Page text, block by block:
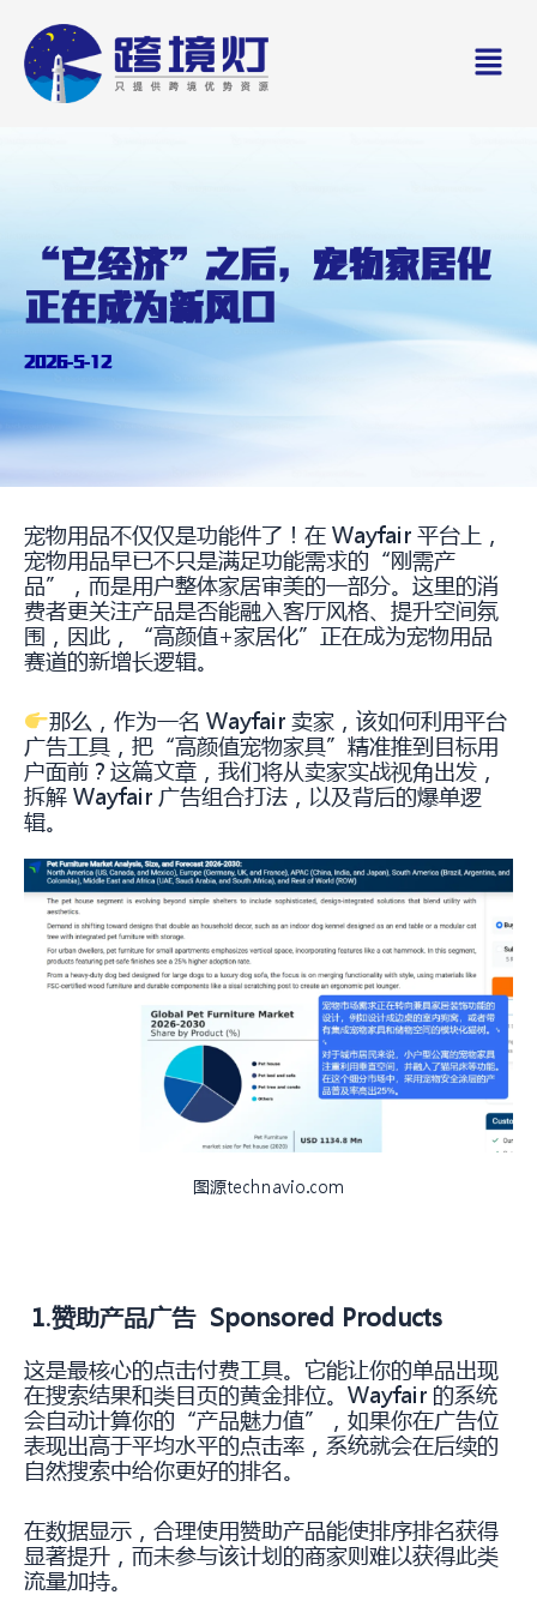
content
Menu
“它经济”之后，宠物家居化
正在成为新风口
2026-5-12
宠物用品不仅仅是功能件了！在 Wayfair 平台上，
宠物用品早已不只是满足功能需求的“刚需产
品”，而是用户整体家居审美的一部分。这里的消
费者更关注产品是否能融入客厅风格、提升空间氛
围，因此，“高颜值+家居化”正在成为宠物用品
赛道的新增长逻辑。
那么，作为一名 Wayfair 卖家，该如何利用平台
广告工具，把“高颜值宠物家具”精准推到目标用
户面前？这篇文章，我们将从卖家实战视角出发，
拆解 Wayfair 广告组合打法，以及背后的爆单逻
辑。
图源technavio.com
1.赞助产品广告 Sponsored Products
这是最核心的点击付费工具。它能让你的单品出现
在搜索结果和类目页的黄金排位。Wayfair 的系统
会自动计算你的“产品魅力值”，如果你在广告位
表现出高于平均水平的点击率，系统就会在后续的
自然搜索中给你更好的排名。
在数据显示，合理使用赞助产品能使排序排名获得
显著提升，而未参与该计划的商家则难以获得此类
流量加持。